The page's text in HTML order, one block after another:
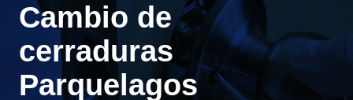
Cambio de
cerraduras
Parquelagos